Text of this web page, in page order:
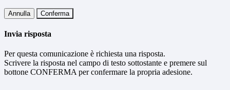
Annulla Conferma
Invia risposta
Per questa comunicazione è richiesta una risposta.
Scrivere la risposta nel campo di testo sottostante e premere sul
bottone CONFERMA per confermare la propria adesione.